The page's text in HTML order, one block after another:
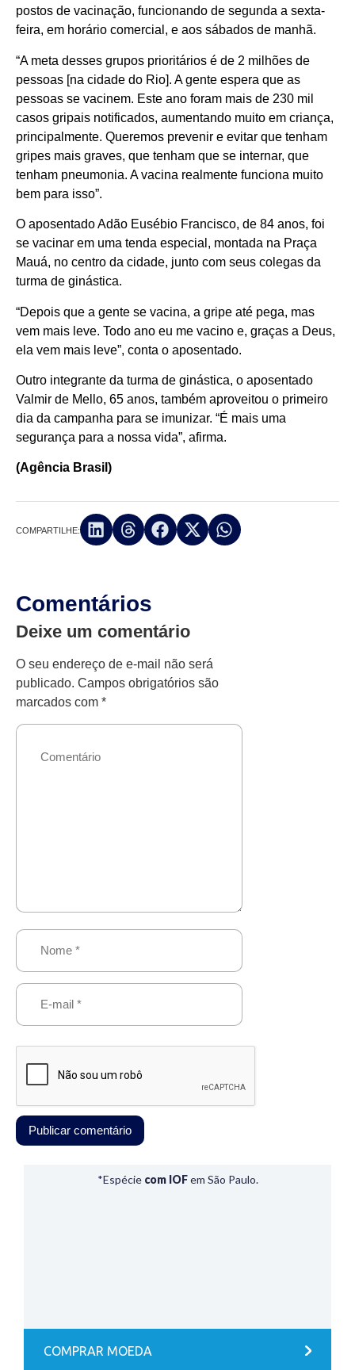
postos de vacinação, funcionando de segunda a sexta-
feira, em horário comercial, e aos sábados de manhã.
“A meta desses grupos prioritários é de 2 milhões de
pessoas [na cidade do Rio]. A gente espera que as
pessoas se vacinem. Este ano foram mais de 230 mil
casos gripais notificados, aumentando muito em criança,
principalmente. Queremos prevenir e evitar que tenham
gripes mais graves, que tenham que se internar, que
tenham pneumonia. A vacina realmente funciona muito
bem para isso”.
O aposentado Adão Eusébio Francisco, de 84 anos, foi
se vacinar em uma tenda especial, montada na Praça
Mauá, no centro da cidade, junto com seus colegas da
turma de ginástica.
“Depois que a gente se vacina, a gripe até pega, mas
vem mais leve. Todo ano eu me vacino e, graças a Deus,
ela vem mais leve”, conta o aposentado.
Outro integrante da turma de ginástica, o aposentado
Valmir de Mello, 65 anos, também aproveitou o primeiro
dia da campanha para se imunizar. “É mais uma
segurança para a nossa vida”, afirma.
(Agência Brasil)
COMPARTILHE:
Comentários
Deixe um comentário
O seu endereço de e-mail não será
publicado. Campos obrigatórios são
marcados com *